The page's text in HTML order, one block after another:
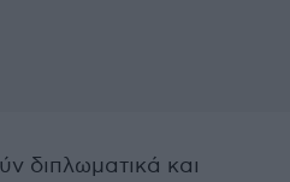
διπλωματικά και